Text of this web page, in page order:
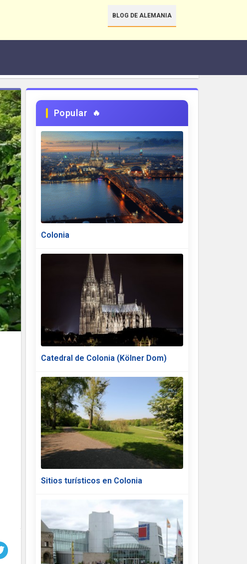
BLOG DE ALEMANIA
Popular
Colonia
Catedral de Colonia (Kölner Dom)
Sitios turísticos en Colonia